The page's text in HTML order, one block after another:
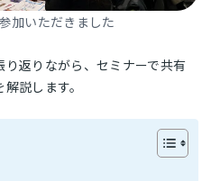
加いただきました
返りながら、セミナーで共有
説します。